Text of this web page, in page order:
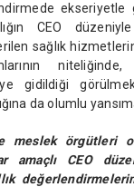
ekseriyetle
CEO
sağlık
niteliğinde,
gidildiği
da olumlu
meslek örgütleri
amaçlı CEO